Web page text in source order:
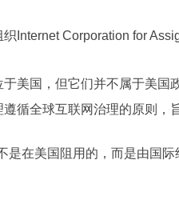
Internet Corporation for
美国，但它们并不属于美国
循全球互联网治理的原则，
是在美国阻用的，而是由国际